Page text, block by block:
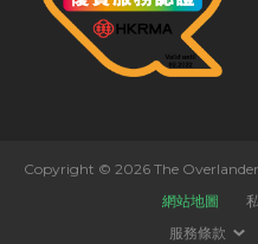
Copyright © 2026 The
網站地圖
服務條款